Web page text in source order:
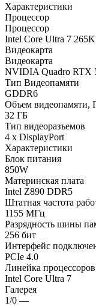
Характеристики
Процессор
Процессор
Intel Core Ultra 7 265K
Видеокарта
Видеокарта
NVIDIA Quadro RTX
Тип Видеопамяти
GDDR6
Объем видеопамяти,
32 ГБ
Тип видеоразъемов
4 x DisplayPort
Характеристики
Блок питания
850W
Материнская плата
Intel Z890 DDR5
Штатная частота
1155 МГц
Разрядность шины
256 бит
Интерфейс
PCIe 4.0
Линейка процессоров
Intel Core Ultra 7
Галерея
1/0 —